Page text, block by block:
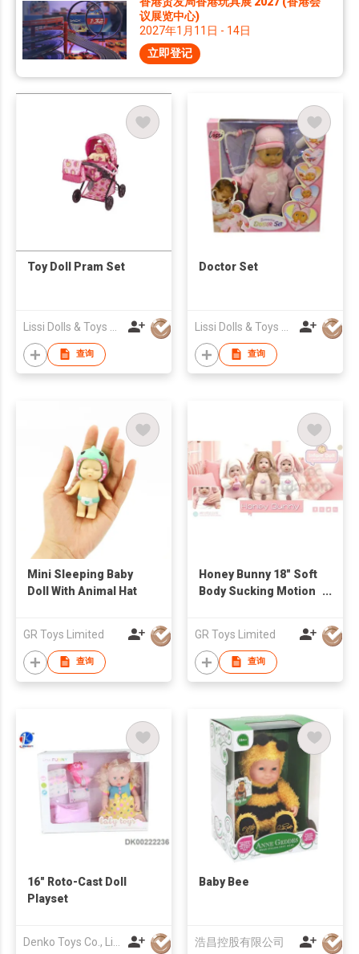
议展览中心)
2027年1月11日 - 14日
立即登记
Toy Doll Pram Set
查询
Doctor Set
查询
Mini Sleeping Baby
Doll With Animal Hat
GR Toys Limited
查询
Honey Bunny 18" Soft
Body Sucking Motion
GR Toys Limited
查询
16" Roto-Cast Doll
Playset
Denko Toys Co., Limited
Baby Bee
浩昌控股有限公司